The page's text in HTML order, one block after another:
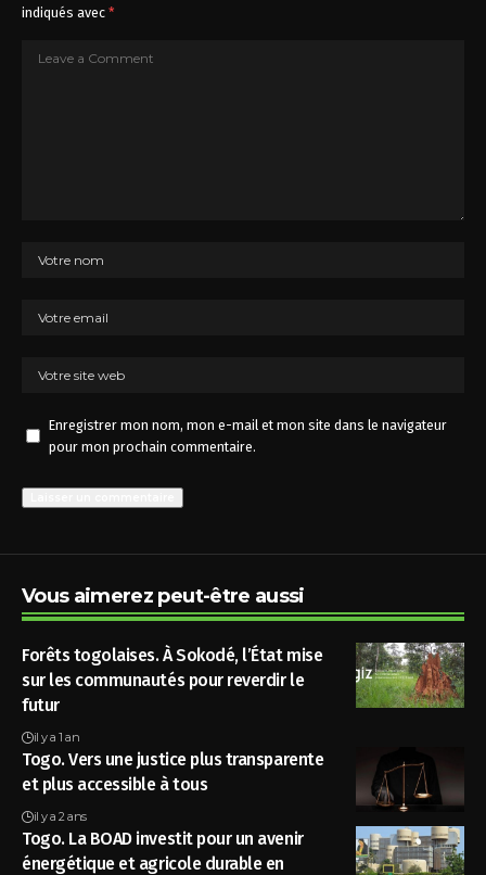
indiqués avec *
Enregistrer mon nom, mon e-mail et mon site dans le navigateur
pour mon prochain commentaire.
Vous aimerez peut-être aussi
Forêts togolaises. À Sokodé, l’État mise
sur les communautés pour reverdir le
futur
il y a 1 an
Togo. Vers une justice plus transparente
et plus accessible à tous
il y a 2 ans
Togo. La BOAD investit pour un avenir
énergétique et agricole durable en